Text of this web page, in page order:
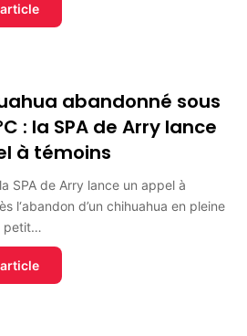
abandonné sous
: la SPA de Arry lance
à témoins
SPA de Arry lance un appel à
l‘abandon d’un chihuahua en pleine
petit…